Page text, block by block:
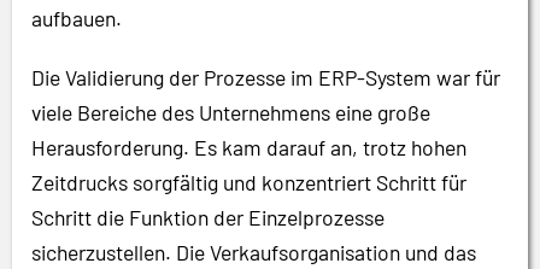
aufbauen.
Die Validierung der Prozesse im ERP-System war für
viele Bereiche des Unternehmens eine große
Herausforderung. Es kam darauf an, trotz hohen
Zeitdrucks sorgfältig und konzentriert Schritt für
Schritt die Funktion der Einzelprozesse
sicherzustellen. Die Verkaufsorganisation und das